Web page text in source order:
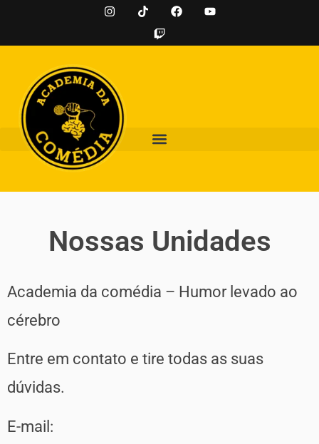
Nossas Unidades
Academia da comédia – Humor levado ao
cérebro
Entre em contato e tire todas as suas
dúvidas.
E-mail: